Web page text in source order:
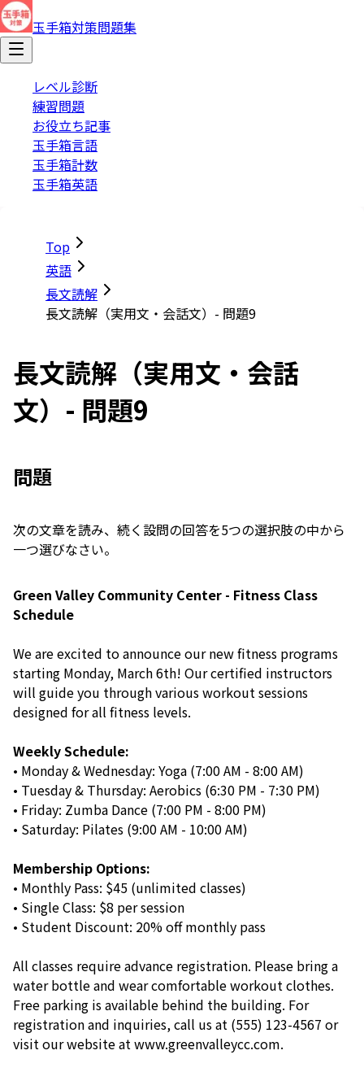
玉手箱対策問題集
レベル診断
練習問題
お役立ち記事
玉手箱言語
玉手箱計数
玉手箱英語
Top
英語
長文読解
長文読解（実用文・会話文）- 問題9
長文読解（実用文・会話
文）- 問題9
問題
次の文章を読み、続く設問の回答を5つの選択肢の中から
一つ選びなさい。
Green Valley Community Center - Fitness Class
Schedule
We are excited to announce our new fitness programs
starting Monday, March 6th! Our certified instructors
will guide you through various workout sessions
designed for all fitness levels.
Weekly Schedule:
• Monday & Wednesday: Yoga (7:00 AM - 8:00 AM)
• Tuesday & Thursday: Aerobics (6:30 PM - 7:30 PM)
• Friday: Zumba Dance (7:00 PM - 8:00 PM)
• Saturday: Pilates (9:00 AM - 10:00 AM)
Membership Options:
• Monthly Pass: $45 (unlimited classes)
• Single Class: $8 per session
• Student Discount: 20% off monthly pass
All classes require advance registration. Please bring a
water bottle and wear comfortable workout clothes.
Free parking is available behind the building. For
registration and inquiries, call us at (555) 123-4567 or
visit our website at www.greenvalleycc.com.